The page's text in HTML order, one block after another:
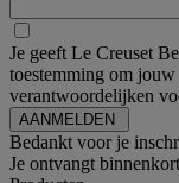
Je geeft Le Creuset
toestemming om jouw
verantwoordelijken
Bedankt voor je
Je ontvangt